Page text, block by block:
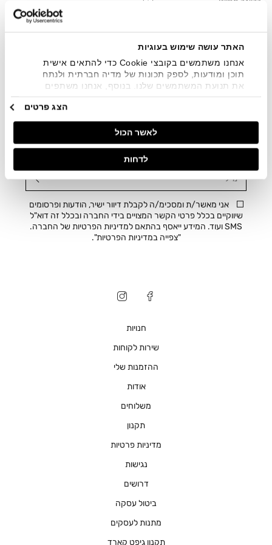
האתר עושה שימוש בעוגיות
אנחנו משתמשים בקובצי Cookie כדי להתאים אישית
תוכן ומודעות, לספק תכונות של מדיה חברתית ולנתח
את תנועת המשתמשים שלנו. בנוסף, אנחנו משתפים
מתחומי המדיה החברתית, הפרסום וניתוח הנתונים.
גורמים אלה עשויים לשלב את הנתונים האלה עם מידע
אחר שסיפקתם או שהם אספו בעקבות השימוש שעשיתם
בשירותים שלהם.
הצג פרטים
לאשר הכול
לדחות
הוספה
STAY IN THE LOOP
נרשמים ומקבלים עדכונים על הטבות, מבצעים ועוד.
מייל
אני מאשר/ת ומסכימ/ה לקבלת דיוור ישיר, הודעות ופרסומים
שיווקיים בכלל פרטי הקשר המצויים בידי החברה ובכלל זה דוא"ל
SMS ועוד. המידע ייאסף בהתאם למדיניות הפרטיות של החברה.
"צפייה במדיניות הפרטיות".
חנויות
שירות לקוחות
ההזמנות שלי
אודות
משלוחים
תקנון
מדיניות פרטיות
נגישות
דרושים
ביטול עסקה
מתנות לעסקים
תקנון גיפט קארד